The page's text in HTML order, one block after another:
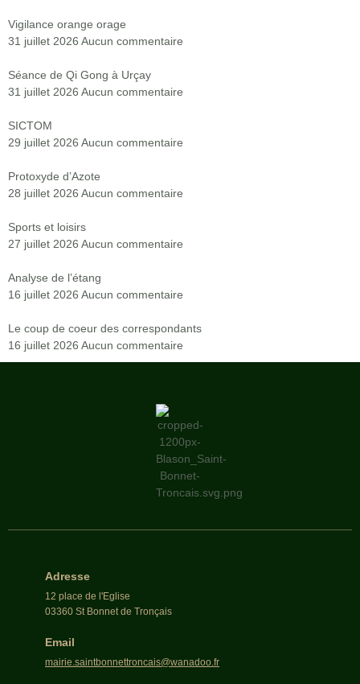
Vigilance orange orage
31 juillet 2026 Aucun commentaire
Séance de Qi Gong à Urçay
31 juillet 2026 Aucun commentaire
SICTOM
29 juillet 2026 Aucun commentaire
Protoxyde d’Azote
28 juillet 2026 Aucun commentaire
Sports et loisirs
27 juillet 2026 Aucun commentaire
Analyse de l’étang
16 juillet 2026 Aucun commentaire
Le coup de coeur des correspondants
16 juillet 2026 Aucun commentaire
Adresse
12 place de l'Eglise
03360 St Bonnet de Tronçais
Email
mairie.saintbonnettroncais@wanadoo.fr